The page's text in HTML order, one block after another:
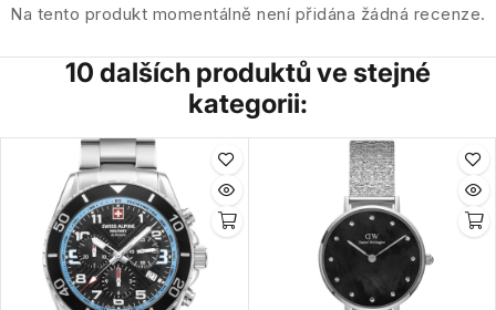
Na tento produkt momentálně není přidána žádná recenze.
10 dalších produktů ve stejné
kategorii: